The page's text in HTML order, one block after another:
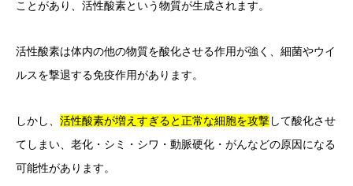
ことがあり、活性酸素という物質が生成されます。
活性酸素は体内の他の物質を酸化させる作用が強く、細菌やウイ
ルスを撃退する免疫作用があります。
しかし、 活性酸素が増えすぎると正常な細胞を攻撃して酸化させ
てしまい、老化・シミ・シワ・動脈硬化・がんなどの原因になる
可能性があります。